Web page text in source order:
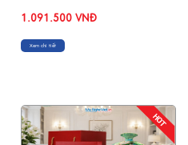
1.091.500 VNĐ
Xem chi tiết